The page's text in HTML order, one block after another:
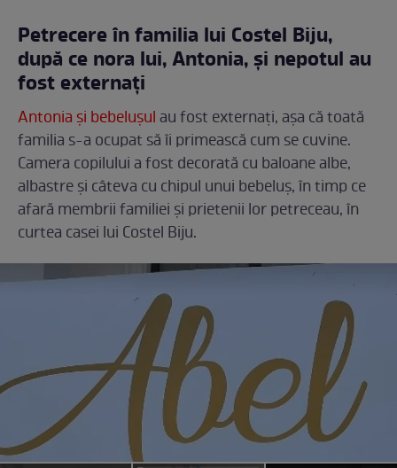
Petrecere în familia lui Costel Biju,
după ce nora lui, Antonia, și nepotul au
fost externați
Antonia și bebelușulau fost externați, așa că toată
familia s-a ocupat să îi primească cum se cuvine.
Camera copilului a fost decorată cu baloane albe,
albastre și câteva cu chipul unui bebeluș, în timp ce
afară membrii familiei și prietenii lor petreceau, în
curtea casei lui Costel Biju.